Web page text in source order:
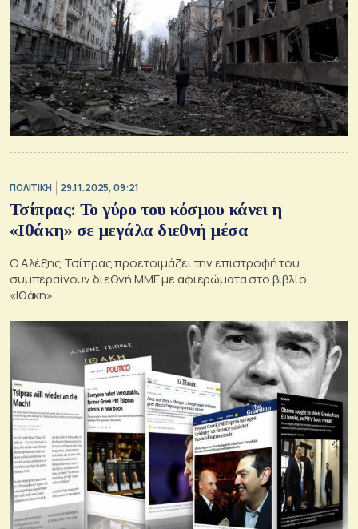
ΠΟΛΙΤΙΚΗ 29.11.2025, 09:21
Τσίπρας: Το γύρο του κόσμου κάνει η
«Ιθάκη» σε μεγάλα διεθνή μέσα
Ο Αλέξης Τσίπρας προετοιμάζει την επιστροφή του
συμπεραίνουν διεθνή ΜΜΕ με αφιερώματα στο βιβλίο
«Ιθάκη»